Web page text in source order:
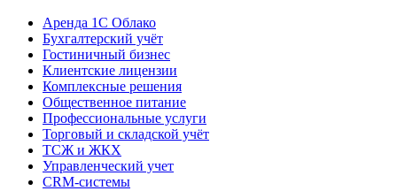
Аренда 1С Облако
Бухгалтерский учёт
Гостиничный бизнес
Клиентские лицензии
Комплексные решения
Общественное питание
Профессиональные услуги
Торговый и складской учёт
ТСЖ и ЖКХ
Управленческий учет
CRM-системы